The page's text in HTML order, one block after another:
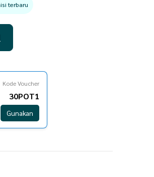
terbaru
Kode Voucher
30POT1
Gunakan